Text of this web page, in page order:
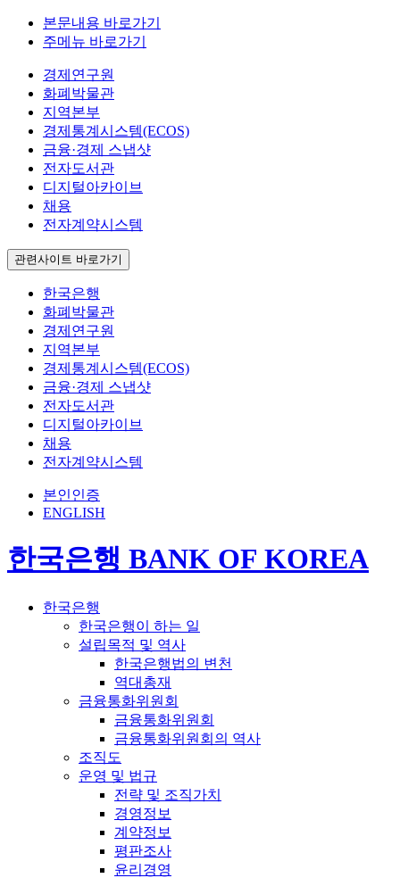
본문내용 바로가기
주메뉴 바로가기
경제연구원
화폐박물관
지역본부
경제통계시스템(ECOS)
금융·경제 스냅샷
전자도서관
디지털아카이브
채용
전자계약시스템
관련사이트 바로가기
한국은행
화폐박물관
경제연구원
지역본부
경제통계시스템(ECOS)
금융·경제 스냅샷
전자도서관
디지털아카이브
채용
전자계약시스템
본인인증
ENGLISH
한국은행 BANK OF KOREA
한국은행
한국은행이 하는 일
설립목적 및 역사
한국은행법의 변천
역대총재
금융통화위원회
금융통화위원회
금융통화위원회의 역사
조직도
운영 및 법규
전략 및 조직가치
경영정보
계약정보
평판조사
윤리경영